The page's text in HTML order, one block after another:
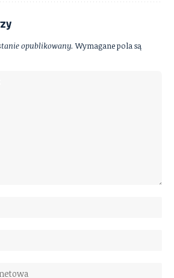
opublikowany. Wymagane pola są